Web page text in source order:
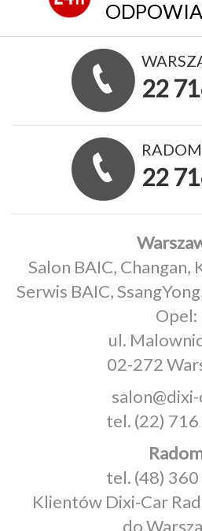
22
RADOM
22
Salon BAIC, Changan,
Serwis BAIC,
Opel:
ul.
02-272
tel. (22)
tel. (48)
Klientów Dixi‑Car
do